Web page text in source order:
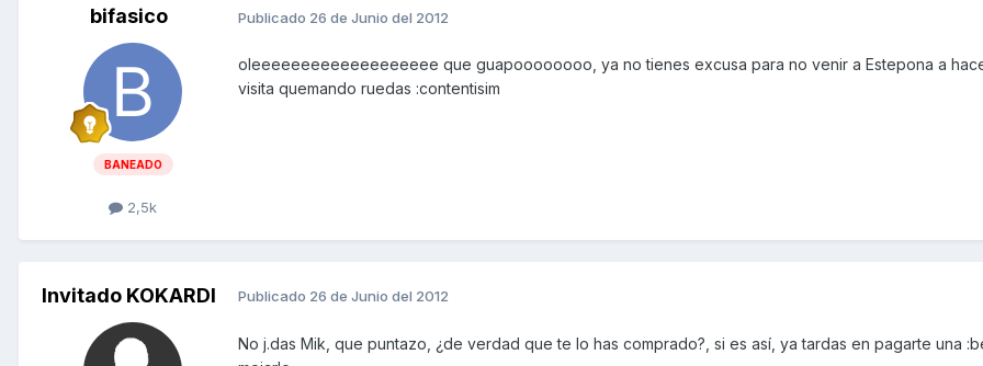
bifasico
BANEADO
2,5k
Publicado 26 de Junio del 2012
oleeeeeeeeeeeeeeeeeee que guapoooooooo, ya no tienes excusa para no venir a Estepona a
visita quemando ruedas :contentisim
Invitado KOKARDI Publicado 26 de Junio del 2012
No j.das Mik, que puntazo, ¿de verdad que te lo has comprado?, si es así, ya tardas en pagarte una